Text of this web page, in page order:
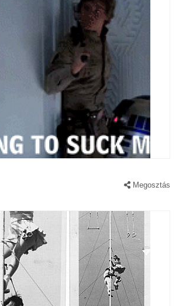
Megosztás